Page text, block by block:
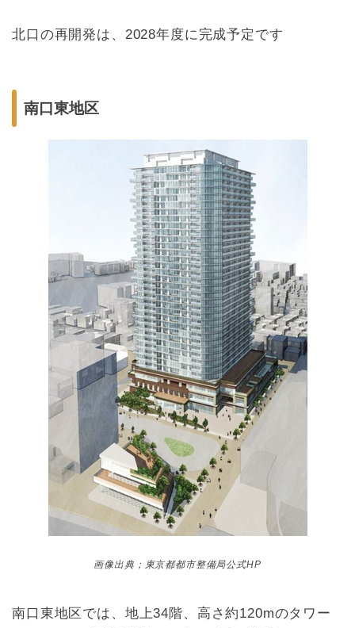
北口の再開発は、2028年度に完成予定です
南口東地区
画像出典；東京都都市整備局公式HP
南口東地区では、地上34階、高さ約120mのタワー